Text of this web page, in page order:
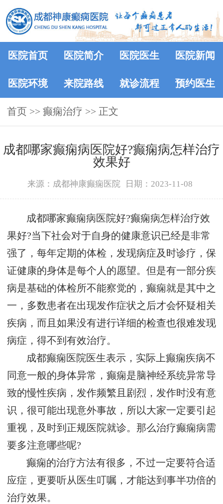
医院首页 医院简介 医院医生 医院新闻
医院环境 来院路线 就诊流程 预约医生
首页 >> 癫痫治疗 >> 正文
成都哪家癫痫病医院好?癫痫病怎样治疗
效果好
来源：成都神康癫痫医院 日期：2023-11-08
成都哪家癫痫病医院好?癫痫病怎样治疗效
果好?当下社会对于自身的健康意识已经是非常
强了，每年定期的体检，发现病症及时诊疗，保
证健康的身体是每个人的愿望。但是有一部分疾
病是基础的体检所不能察觉的，癫痫就是其中之
一，多数患者在出现发作症状之后才会怀疑相关
疾病，而且如果没有进行详细的检查也很难发现
病症，得不到有效治疗。
成都癫痫医院医生表示，实际上癫痫疾病不
同意一般的身体异常，癫痫是脑神经系统异常导
致的慢性疾病，发作频繁且剧烈，发作时没有意
识，很可能出现意外事故，所以大家一定要引起
重视，及时到正规医院就诊。那么治疗癫痫病需
要多注意哪些呢?
癫痫的治疗方法有很多，不过一定要符合适
应症，更要听从医生叮嘱，才能达到事半功倍的
治疗效果。